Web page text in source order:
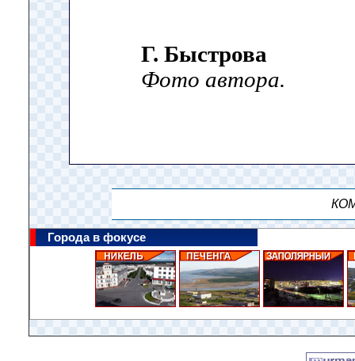
Г. Быстрова
Фото автора.
Города в фокусе